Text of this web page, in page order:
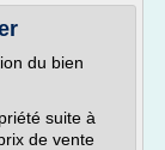
du bien
suite à
de vente